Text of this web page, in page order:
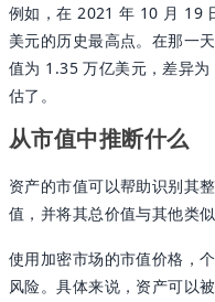
例如，在 2021 年 10 月 19
美元的历史最高点。在那一
值为 1.35 万亿美元，差异
估了。
从市值中推断什么
资产的市值可以帮助识别其
值，并将其总价值与其他类似
使用加密市场的市值价格，
风险。具体来说，资产可以